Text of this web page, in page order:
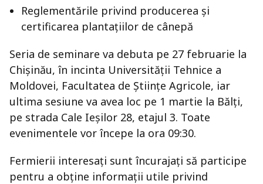
Reglementările privind producerea și
certificarea plantațiilor de cânepă
Seria de seminare va debuta pe 27 februarie la
Chișinău, în incinta Universității Tehnice a
Moldovei, Facultatea de Științe Agricole, iar
ultima sesiune va avea loc pe 1 martie la Bălți,
pe strada Cale Ieșilor 28, etajul 3. Toate
evenimentele vor începe la ora 09:30.
Fermierii interesați sunt încurajați să participe
pentru a obține informații utile privind